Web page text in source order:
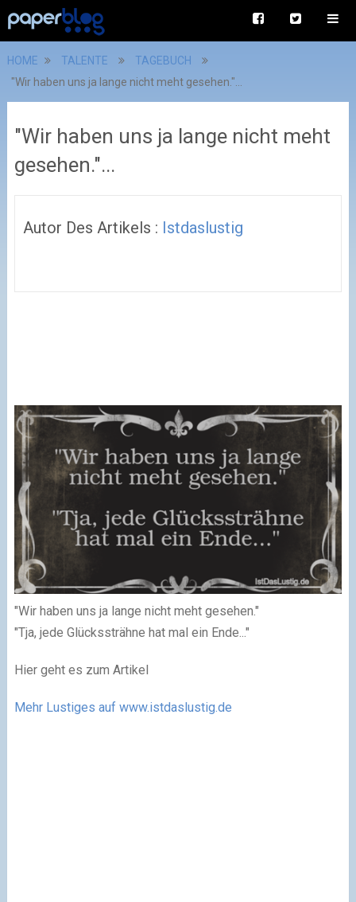
HOME TALENTE
TAGEBUCH
"Wir haben uns ja lange nicht meht gesehen."...
"Wir haben uns ja lange nicht meht
gesehen."...
Autor Des Artikels : Istdaslustig
"Wir haben uns ja lange nicht meht gesehen."
"Tja, jede Glückssträhne hat mal ein Ende..."
Hier geht es zum Artikel
Mehr Lustiges auf www.istdaslustig.de